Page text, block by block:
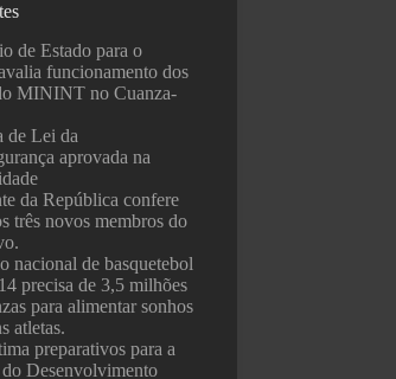
de Estado para o
funcionamento dos
MININT no Cuanza-
de Lei da
aprovada na
da República confere
três novos membros do
nacional de basquetebol
precisa de 3,5 milhões
para alimentar sonhos
atletas.
preparativos para a
do Desenvolvimento